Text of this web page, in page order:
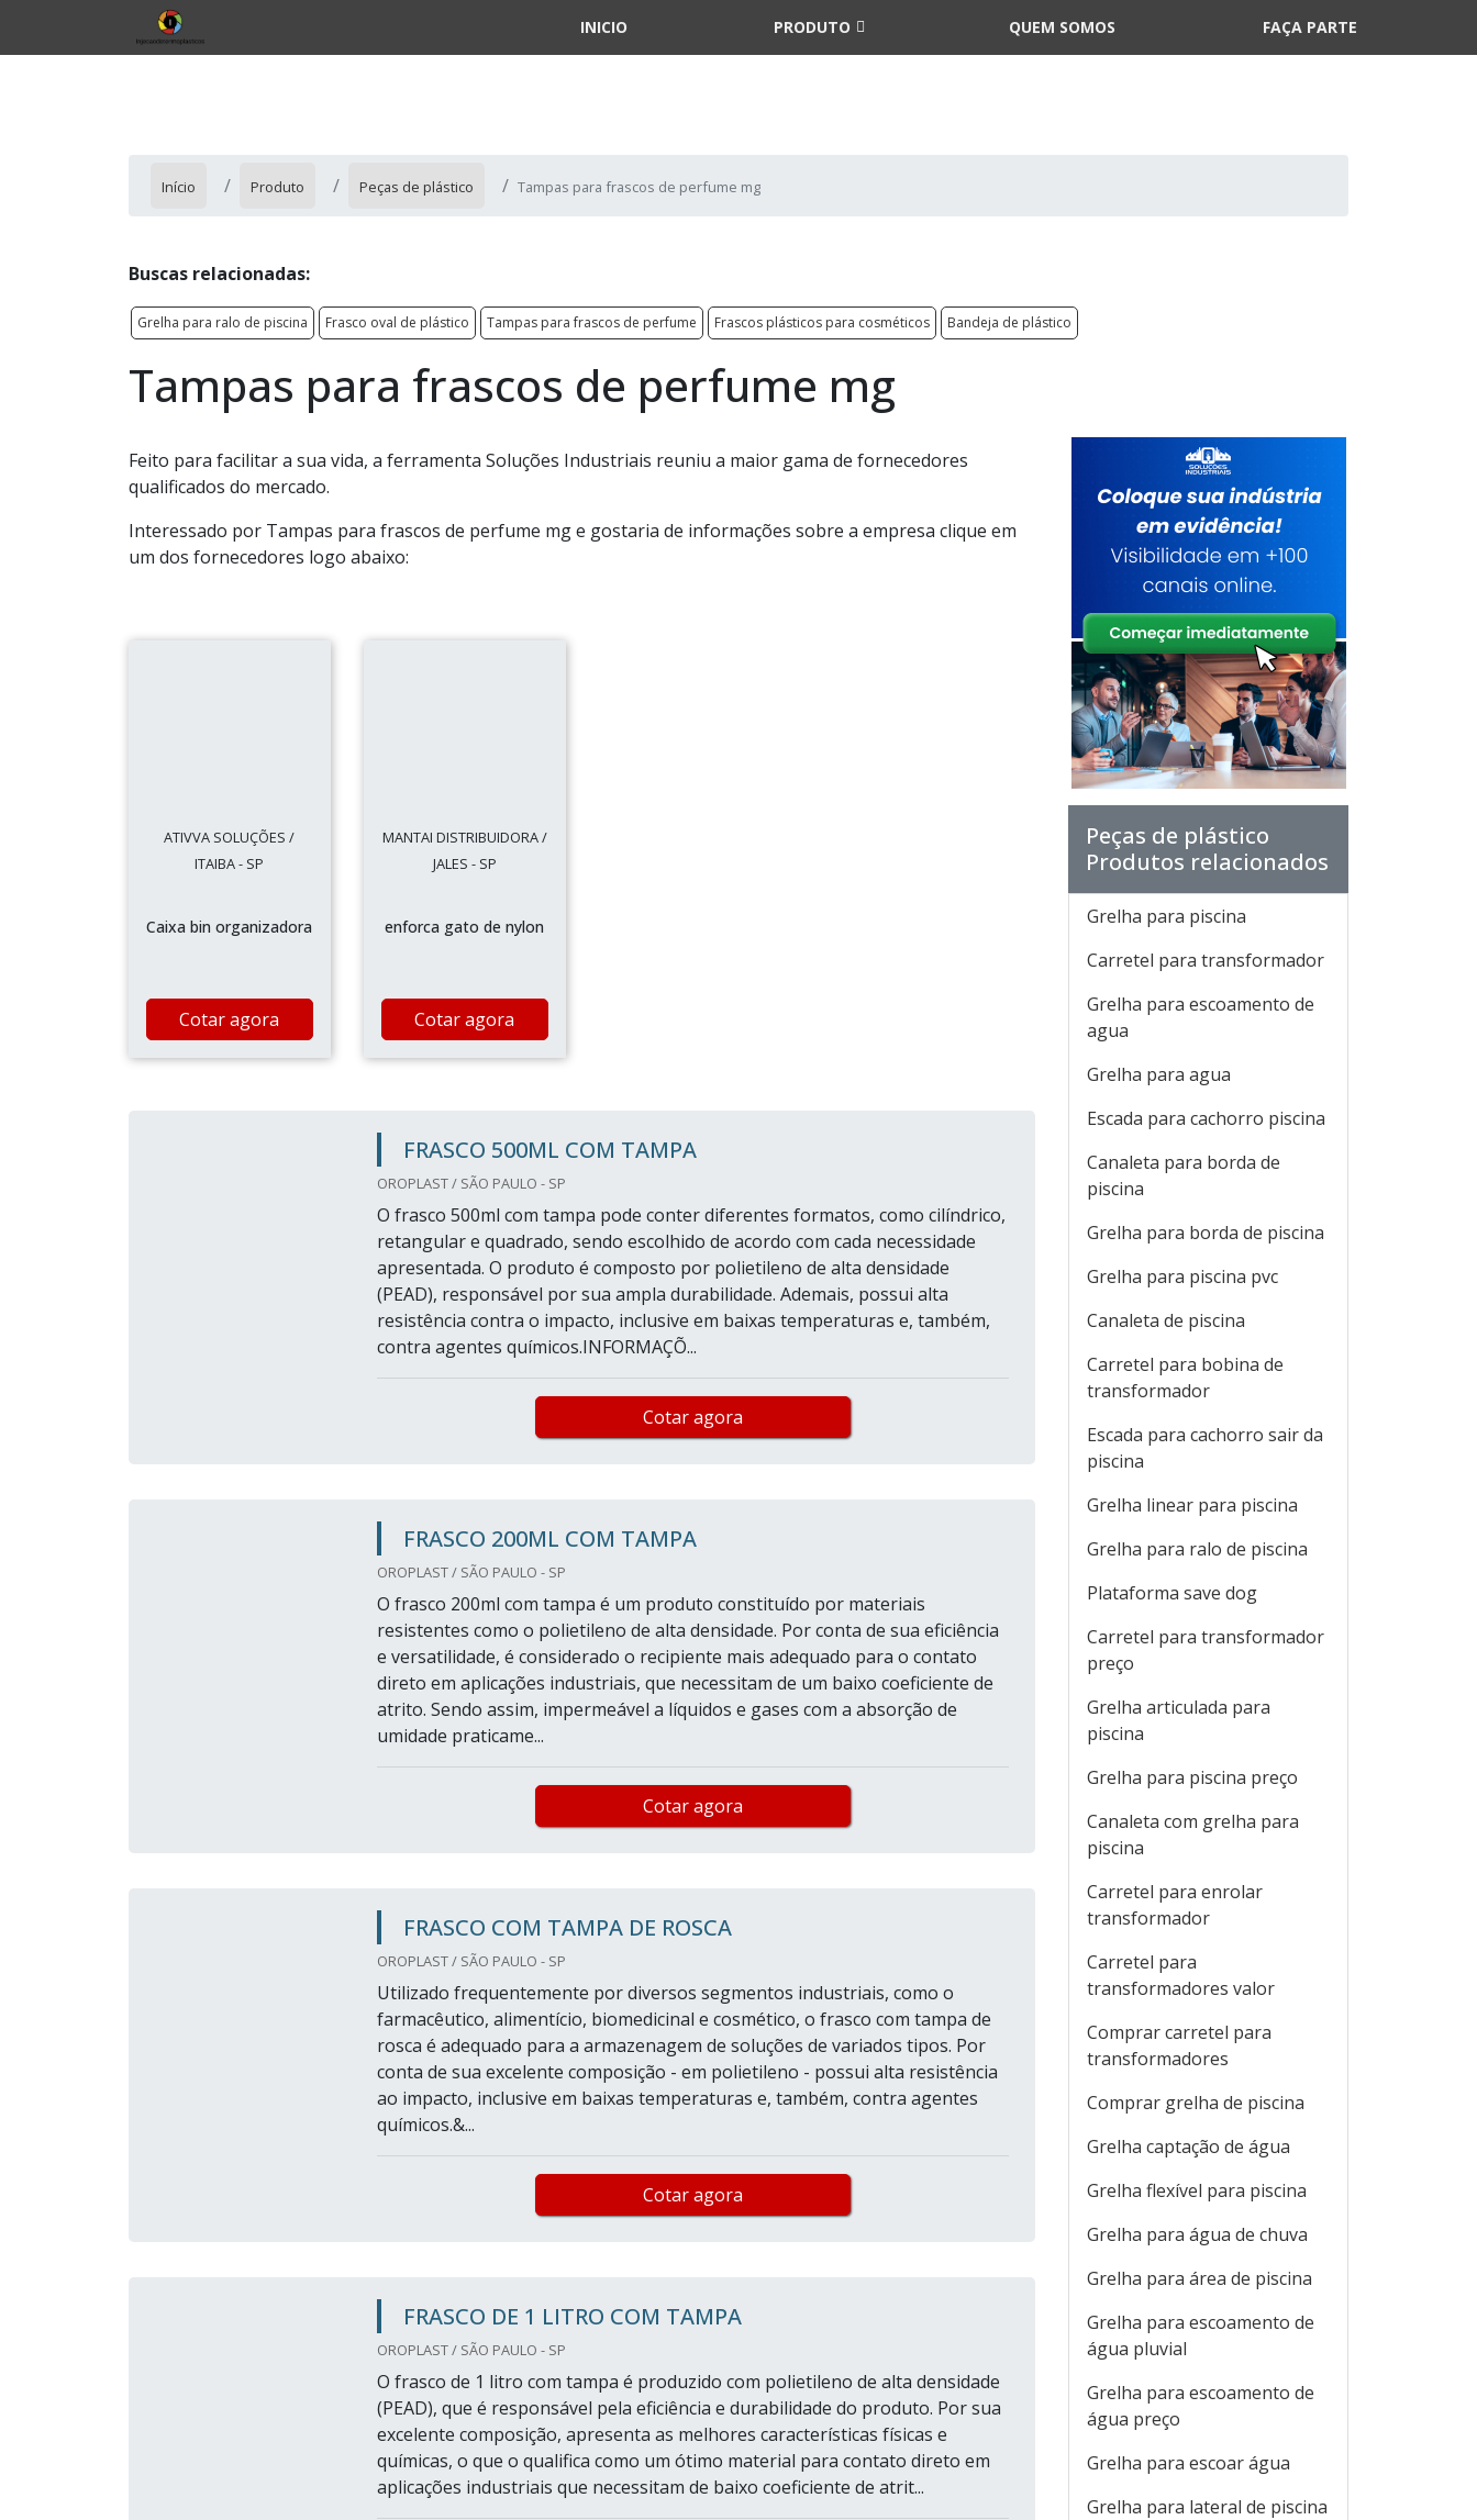
INICIO PRODUTO QUEM SOMOS FAÇA PARTE
Início Produto Peças de plástico Tampas para frascos de perfume mg
Buscas relacionadas:
Grelha para ralo de piscina Frasco oval de plástico Tampas para frascos de perfume Frascos plásticos para cosméticos Bandeja de plástico
Tampas para frascos de perfume mg
Feito para facilitar a sua vida, a ferramenta Soluções Industriais reuniu a maior gama de fornecedores
qualificados do mercado.
Interessado por Tampas para frascos de perfume mg e gostaria de informações sobre a empresa clique em
um dos fornecedores logo abaixo:
ATIVVA SOLUÇÕES /
ITAIBA - SP
Caixa bin organizadora
Cotar agora
MANTAI DISTRIBUIDORA /
JALES - SP
enforca gato de nylon
Cotar agora
FRASCO 500ML COM TAMPA
OROPLAST / SÃO PAULO - SP
O frasco 500ml com tampa pode conter diferentes formatos, como cilíndrico,
retangular e quadrado, sendo escolhido de acordo com cada necessidade
apresentada. O produto é composto por polietileno de alta densidade
(PEAD), responsável por sua ampla durabilidade. Ademais, possui alta
resistência contra o impacto, inclusive em baixas temperaturas e, também,
contra agentes químicos.INFORMAÇÕ...
Cotar agora
FRASCO 200ML COM TAMPA
OROPLAST / SÃO PAULO - SP
O frasco 200ml com tampa é um produto constituído por materiais
resistentes como o polietileno de alta densidade. Por conta de sua eficiência
e versatilidade, é considerado o recipiente mais adequado para o contato
direto em aplicações industriais, que necessitam de um baixo coeficiente de
atrito. Sendo assim, impermeável a líquidos e gases com a absorção de
umidade praticame...
Cotar agora
FRASCO COM TAMPA DE ROSCA
OROPLAST / SÃO PAULO - SP
Utilizado frequentemente por diversos segmentos industriais, como o
farmacêutico, alimentício, biomedicinal e cosmético, o frasco com tampa de
rosca é adequado para a armazenagem de soluções de variados tipos. Por
conta de sua excelente composição - em polietileno - possui alta resistência
ao impacto, inclusive em baixas temperaturas e, também, contra agentes
químicos.&...
Cotar agora
FRASCO DE 1 LITRO COM TAMPA
OROPLAST / SÃO PAULO - SP
O frasco de 1 litro com tampa é produzido com polietileno de alta densidade
(PEAD), que é responsável pela eficiência e durabilidade do produto. Por sua
excelente composição, apresenta as melhores características físicas e
químicas, o que o qualifica como um ótimo material para contato direto em
aplicações industriais que necessitam de baixo coeficiente de atrit...
Peças de plástico
Produtos relacionados
Grelha para piscina
Carretel para transformador
Grelha para escoamento de
agua
Grelha para agua
Escada para cachorro piscina
Canaleta para borda de
piscina
Grelha para borda de piscina
Grelha para piscina pvc
Canaleta de piscina
Carretel para bobina de
transformador
Escada para cachorro sair da
piscina
Grelha linear para piscina
Grelha para ralo de piscina
Plataforma save dog
Carretel para transformador
preço
Grelha articulada para
piscina
Grelha para piscina preço
Canaleta com grelha para
piscina
Carretel para enrolar
transformador
Carretel para
transformadores valor
Comprar carretel para
transformadores
Comprar grelha de piscina
Grelha captação de água
Grelha flexível para piscina
Grelha para água de chuva
Grelha para área de piscina
Grelha para escoamento de
água pluvial
Grelha para escoamento de
água preço
Grelha para escoar água
Grelha para lateral de piscina